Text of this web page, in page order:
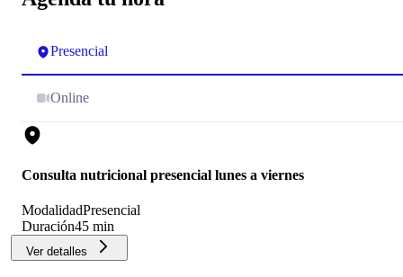
Presencial
Online
Consulta nutricional presencial lunes a viernes
ModalidadPresencial
Duración45 min
Ver detalles